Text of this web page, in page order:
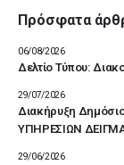
Πρόσφατα
Δελτίο Τύπου:
06/08/2026
Διακήρυξη
ΥΠΗΡΕΣΙΩΝ
29/07/2026
29/06/2026